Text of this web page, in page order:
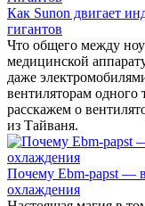
Как Sunon двигает
гигантов
Что общего между
медицинской
даже
вентиляторам одного
расскажем о
из Тайваня.
Почему Ebm-papst —
охлаждения